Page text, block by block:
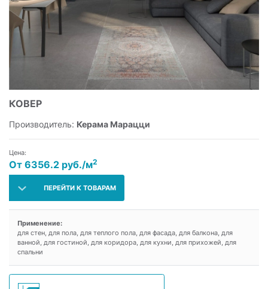
КОВЕР
Производитель: Керама Марацци
Цена:
От 6356.2 руб./м2
ПЕРЕЙТИ К ТОВАРАМ
Применение:
для стен, для пола, для теплого пола, для фасада, для балкона, для
ванной, для гостиной, для коридора, для кухни, для прихожей, для
спальни